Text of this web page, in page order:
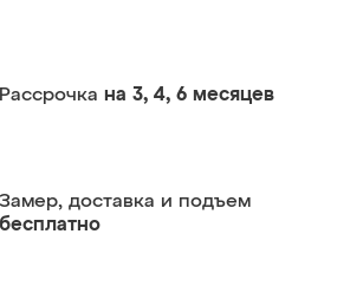
Рассрочка на 3, 4, 6 месяцев
Замер, доставка и подъем
бесплатно